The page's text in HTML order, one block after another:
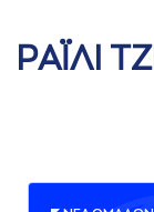
ΡAΪΛΙ